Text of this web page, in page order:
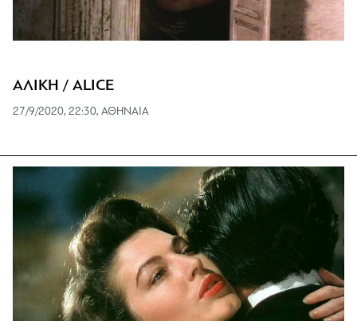
ΑΛΙΚΗ / ALICE
27/9/2020, 22:30, ΑΘΗΝΑΙΑ